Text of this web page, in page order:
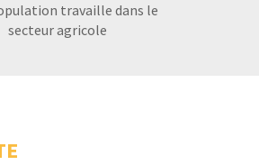
travaille dans le
secteur agricole